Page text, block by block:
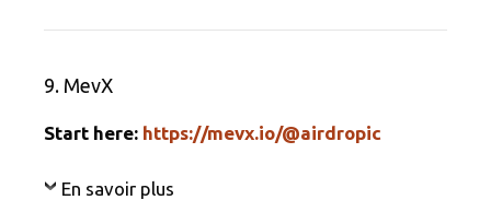
9. MevX
Start here: https://mevx.io/@airdropic
En savoir plus